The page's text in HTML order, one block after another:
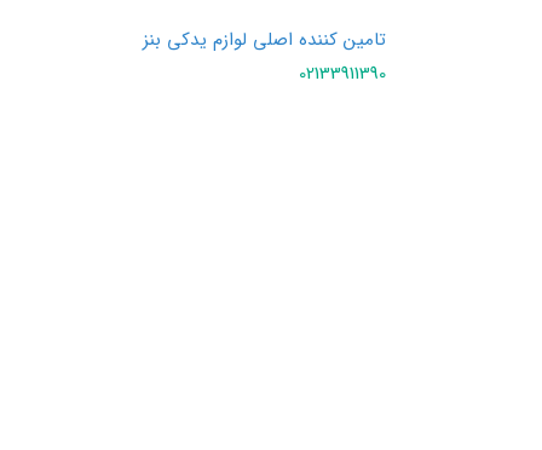
تامین کننده اصلی لوازم یدکی بنز
02133911390